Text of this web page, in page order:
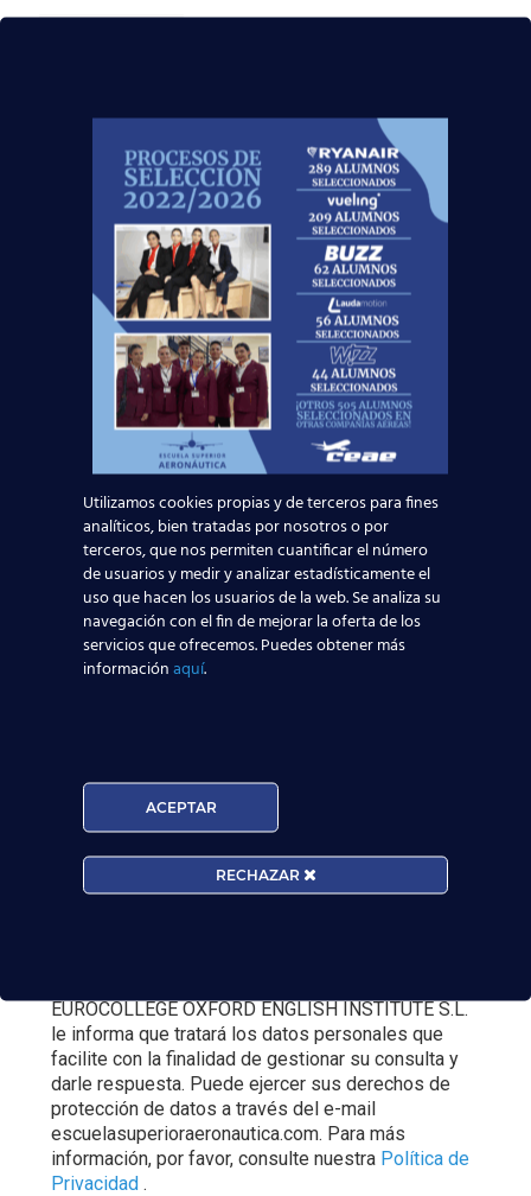
Madrid-Barajas supera los 6 millones de
pasajeros junio: qué significa para quienes
quieren ser TCP
Leer más
¡Últimas plazas! Nuevo Curso TCP en Madrid
– Tercer cuatrimestre 2026
Leer más
Centro: Edad:
EUROCOLLEGE OXFORD ENGLISH INSTITUTE S.L.
le informa que tratará los datos personales que
facilite con la finalidad de gestionar su consulta y
darle respuesta. Puede ejercer sus derechos de
protección de datos a través del e-mail
escuelasuperioraeronautica.com. Para más
información, por favor, consulte nuestra Política de
Privacidad .
Utilizamos cookies propias y de terceros para fines
analíticos, bien tratadas por nosotros o por
terceros, que nos permiten cuantificar el número
de usuarios y medir y analizar estadísticamente el
uso que hacen los usuarios de la web. Se analiza su
navegación con el fin de mejorar la oferta de los
servicios que ofrecemos. Puedes obtener más
informaciónaquí.
ACEPTAR
RECHAZAR